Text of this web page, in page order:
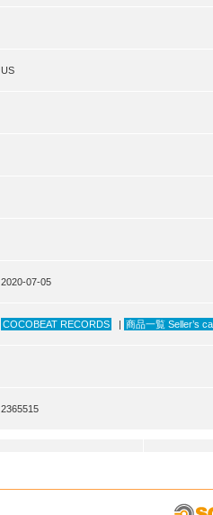
US
2020-07-05
COCOBEAT RECORDS | 商品一覧 Seller’s
2365515